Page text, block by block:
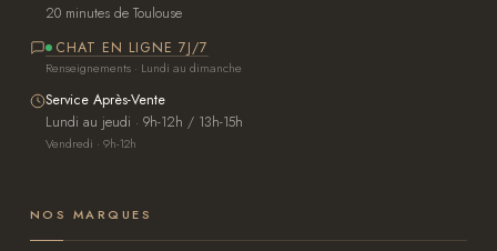
20 minutes de Toulouse
CHAT EN LIGNE 7J/7
Renseignements · Lundi au dimanche
Service Après-Vente
Lundi au jeudi · 9h-12h / 13h-15h
Vendredi · 9h-12h
NOS MARQUES